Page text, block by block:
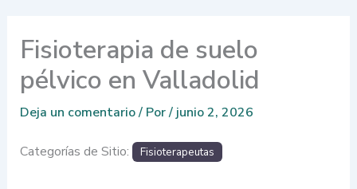
Fisioterapia de suelo
pélvico en Valladolid
Deja un comentario/ Por/ junio 2, 2026
Categorías de Sitio: Fisioterapeutas